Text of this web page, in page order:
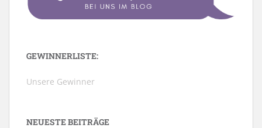
GEWINNERLISTE:
Unsere Gewinner
NEUESTE BEITRÄGE